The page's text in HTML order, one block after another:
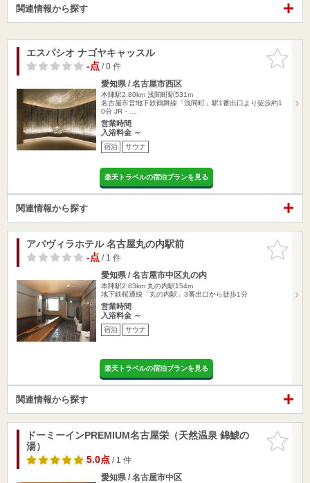
関連情報から探す
お気に入
りに追加
エスパシオ ナゴヤキャッスル
-点/ 0 件
愛知県 / 名古屋市西区
本陣駅2.80km 浅間町駅531m
名古屋市営地下鉄鶴舞線「浅間町」駅1番出口より徒歩約1
0分 JR・…
営業時間
入浴料金 ～
宿泊 サウナ
楽天トラベルの宿泊プランを見る
関連情報から探す
お気に入
りに追加
アパヴィラホテル 名古屋丸の内駅前
-点/ 1 件
愛知県 / 名古屋市中区丸の内
本陣駅2.83km 丸の内駅154m
地下鉄桜通線「丸の内駅」3番出口から徒歩1分
営業時間
入浴料金 ～
宿泊 サウナ
楽天トラベルの宿泊プランを見る
関連情報から探す
お気に入
りに追加
ドーミーインPREMIUM名古屋栄（天然温泉 錦鯱の
湯）
5.0点/ 1 件
愛知県 / 名古屋市中区